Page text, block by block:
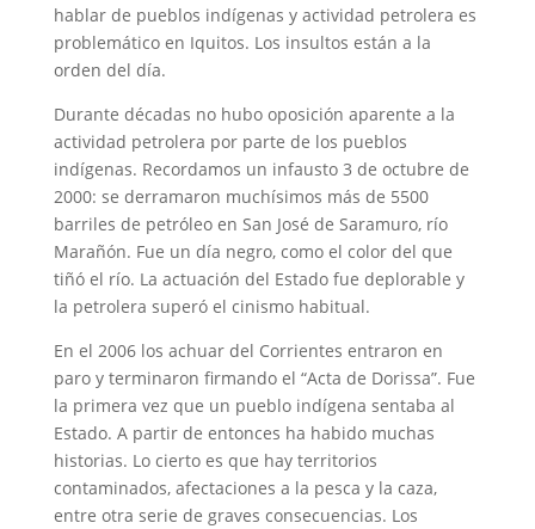
hablar de pueblos indígenas y actividad petrolera es
problemático en Iquitos. Los insultos están a la
orden del día.
Durante décadas no hubo oposición aparente a la
actividad petrolera por parte de los pueblos
indígenas. Recordamos un infausto 3 de octubre de
2000: se derramaron muchísimos más de 5500
barriles de petróleo en San José de Saramuro, río
Marañón. Fue un día negro, como el color del que
tiñó el río. La actuación del Estado fue deplorable y
la petrolera superó el cinismo habitual.
En el 2006 los achuar del Corrientes entraron en
paro y terminaron firmando el “Acta de Dorissa”. Fue
la primera vez que un pueblo indígena sentaba al
Estado. A partir de entonces ha habido muchas
historias. Lo cierto es que hay territorios
contaminados, afectaciones a la pesca y la caza,
entre otra serie de graves consecuencias. Los